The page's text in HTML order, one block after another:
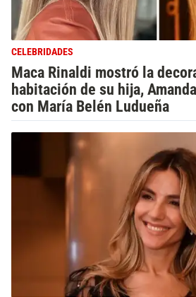
CELEBRIDADES
Maca Rinaldi mostró la
habitación de su hija,
con María Belén Ludueña